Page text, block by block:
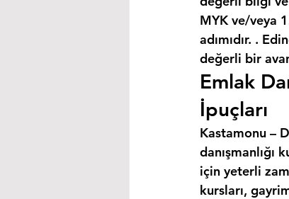
MYK ve/veya
adımıdır. .
değerli bir
Emlak
İpuçları
Kastamonu –
danışmanlığı
için yeterli
kursları,